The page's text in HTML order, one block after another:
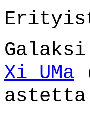
Xi UMa
astetta